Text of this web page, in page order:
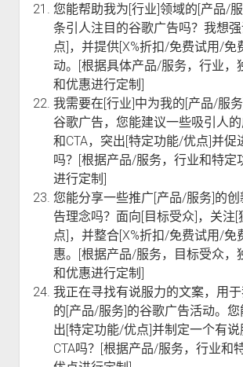
您能帮助我为[行业]领域的[产品/
条引人注目的谷歌广告吗？我想
点]，并提供[X%折扣/免费试用/免
动。[根据具体产品/服务，行业，
和优惠进行定制]
我需要在[行业]中为我的[产品/服
谷歌广告，您能建议一些吸引人
和CTA，突出[特定功能/优点]并促
吗？[根据产品/服务，行业和特定
进行定制]
您能分享一些推广[产品/服务]的创
告理念吗？面向[目标受众]，关注[
点]，并整合[X%折扣/免费试用/免
惠。[根据产品/服务，目标受众，
和优惠进行定制]
我正在寻找有说服力的文案，用
的[产品/服务]的谷歌广告活动。
出[特定功能/优点]并制定一个有说
CTA吗？[根据产品/服务，行业和